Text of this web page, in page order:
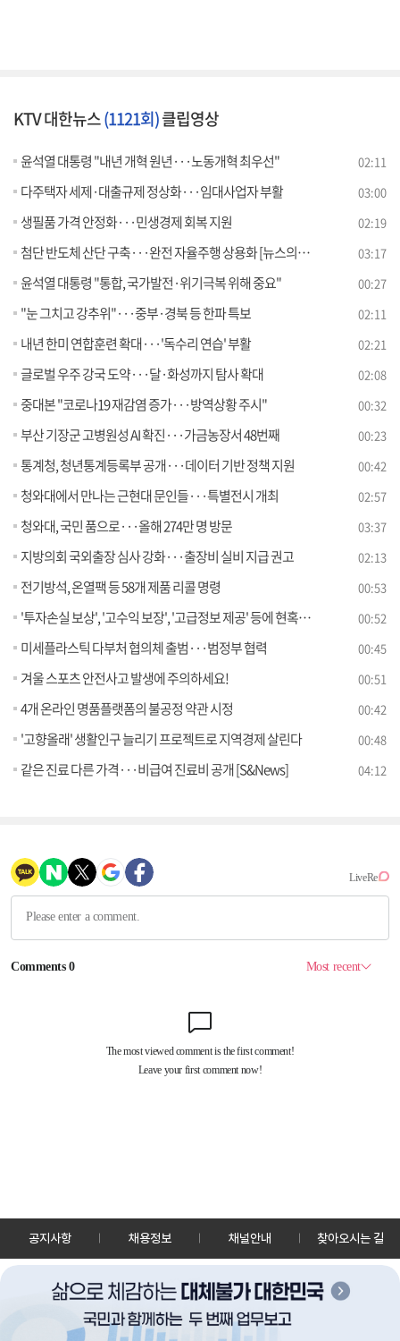
KTV 대한뉴스(1121회)클립영상
윤석열 대통령 "내년 개혁 원년···노동개혁 최우선" 02:11
다주택자 세제·대출규제 정상화···임대사업자 부활 03:00
생필품 가격 안정화···민생경제 회복 지원 02:19
첨단 반도체 산단 구축···완전 자율주행 상용화 [뉴스의 맥] 03:17
윤석열 대통령 "통합, 국가발전·위기극복 위해 중요" 00:27
"눈 그치고 강추위"···중부·경북 등 한파 특보 02:11
내년 한미 연합훈련 확대···'독수리 연습' 부활 02:21
글로벌 우주 강국 도약···달·화성까지 탐사 확대 02:08
중대본 "코로나19 재감염 증가···방역상황 주시" 00:32
부산 기장군 고병원성 AI 확진···가금농장서 48번째 00:23
통계청, 청년통계등록부 공개···데이터 기반 정책 지원 00:42
청와대에서 만나는 근현대 문인들···특별전시 개최 02:57
청와대, 국민 품으로···올해 274만 명 방문 03:37
지방의회 국외출장 심사 강화···출장비 실비 지급 권고 02:13
전기방석, 온열팩 등 58개 제품 리콜 명령 00:53
'투자손실 보상', '고수익 보장', '고급정보 제공' 등에 현혹되어 투자하는 경우 일시에 모든 재산을 잃을 수 있습니다! 00:52
미세플라스틱 다부처 협의체 출범···범정부 협력 00:45
겨울 스포츠 안전사고 발생에 주의하세요! 00:51
4개 온라인 명품플랫폼의 불공정 약관 시정 00:42
'고향올래' 생활인구 늘리기 프로젝트로 지역경제 살린다 00:48
같은 진료 다른 가격···비급여 진료비 공개 [S&News] 04:12
공지사항 채용정보 채널안내 찾아오시는 길
30128 세종특별자치시 정부2청사로 13 한국정책방송원 KTV
TEL: 044-204-8000
Copyrightⓒ KTV 국민방송 All Rights Reserved.